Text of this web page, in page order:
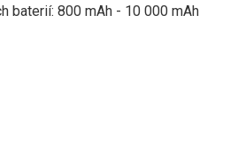
baterií: 800 mAh - 10 000 mAh